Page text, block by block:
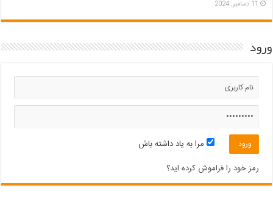
11 دسامبر, 2024
ورود
مرا به یاد داشته باش
رمز خود را فراموش کرده اید؟